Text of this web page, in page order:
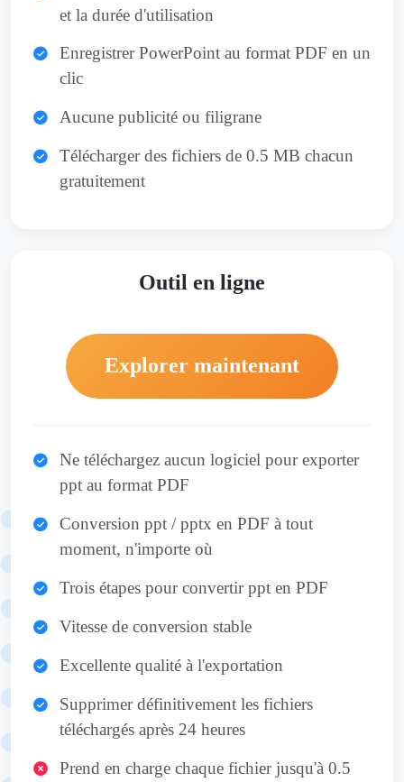
et la durée d'utilisation
Enregistrer PowerPoint au format PDF en un
clic
Aucune publicité ou filigrane
Télécharger des fichiers de 0.5 MB chacun
gratuitement
Outil en ligne
Explorer maintenant
Ne téléchargez aucun logiciel pour exporter
ppt au format PDF
Conversion ppt / pptx en PDF à tout
moment, n'importe où
Trois étapes pour convertir ppt en PDF
Vitesse de conversion stable
Excellente qualité à l'exportation
Supprimer définitivement les fichiers
téléchargés après 24 heures
Prend en charge chaque fichier jusqu'à 0.5